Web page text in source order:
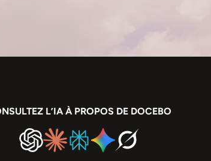
L’IA À PROPOS DE DOCEBO